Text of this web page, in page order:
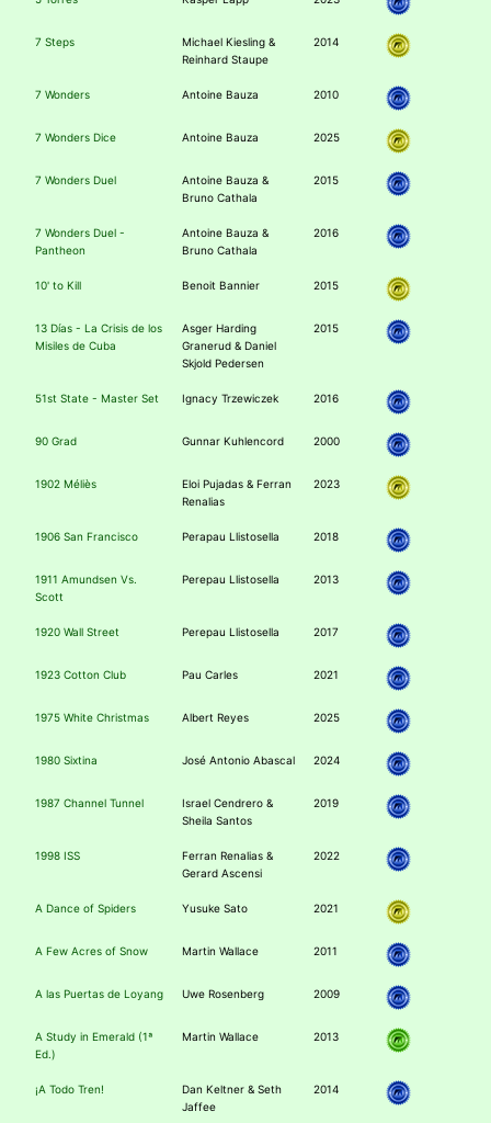
7 Steps
Michael Kiesling &
Reinhard Staupe
2014
7 Wonders Antoine Bauza 2010
7 Wonders Dice Antoine Bauza 2025
7 Wonders Duel
Antoine Bauza &
Bruno Cathala
2015
7 Wonders Duel -
Pantheon
Antoine Bauza &
Bruno Cathala
2016
10' to Kill Benoit Bannier 2015
13 Días - La Crisis de los
Misiles de Cuba
Asger Harding
Granerud & Daniel
Skjold Pedersen
2015
51st State - Master Set Ignacy Trzewiczek 2016
90 Grad Gunnar Kuhlencord 2000
1902 Méliès
Eloi Pujadas & Ferran
Renalias
2023
1906 San Francisco Perapau Llistosella 2018
1911 Amundsen Vs.
Scott
Perepau Llistosella 2013
1920 Wall Street Perepau Llistosella 2017
1923 Cotton Club Pau Carles 2021
1975 White Christmas Albert Reyes 2025
1980 Sixtina José Antonio Abascal 2024
1987 Channel Tunnel
Israel Cendrero &
Sheila Santos
2019
1998 ISS
Ferran Renalias &
Gerard Ascensi
2022
A Dance of Spiders Yusuke Sato 2021
A Few Acres of Snow Martin Wallace 2011
A las Puertas de Loyang Uwe Rosenberg 2009
A Study in Emerald (1ª
Ed.)
Martin Wallace 2013
¡A Todo Tren!
Dan Keltner & Seth
Jaffee
2014